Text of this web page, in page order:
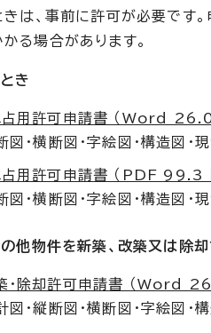
きは、事前に許可が必要で
る場合があります。
き
占用許可申請書 （Word
図・横断図・字絵図・構造図・
占用許可申請書 （PDF 99.3
図・横断図・字絵図・構造図・
他物件を新築、改築又は除
・除却許可申請書 （Word
・縦断図・横断図・字絵図・